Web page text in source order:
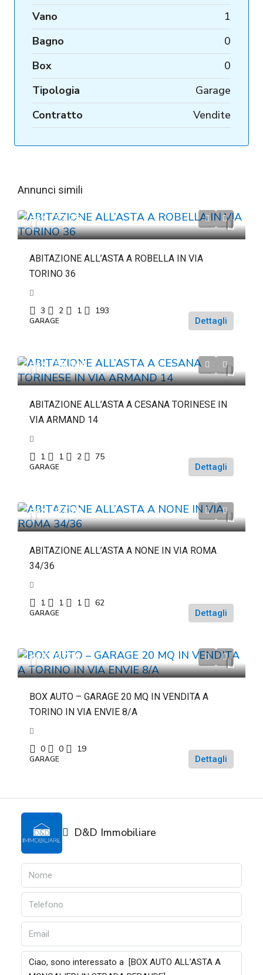
Vano
1
Bagno
0
Box
0
Tipologia
Garage
Contratto
Vendite
Annunci simili
da€72.225
ABITAZIONE ALL’ASTA A ROBELLA IN VIA
TORINO 36
3 2 1 193
GARAGE Dettagli
da€158.044
ABITAZIONE ALL’ASTA A CESANA TORINESE IN
VIA ARMAND 14
1 1 2 75
GARAGE Dettagli
da€84.700
ABITAZIONE ALL’ASTA A NONE IN VIA ROMA
34/36
1 1 1 62
GARAGE Dettagli
da€20.000
BOX AUTO – GARAGE 20 MQ IN VENDITA A
TORINO IN VIA ENVIE 8/A
0 0 19
GARAGE Dettagli
D&D Immobiliare